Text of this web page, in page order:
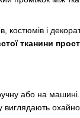
костюмів і
тканини
або на